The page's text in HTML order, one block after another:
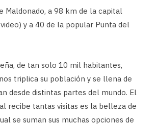
Maldonado, a 98 km de la capital
y a 40 de la popular Punta del
de tan solo 10 mil habitantes,
triplica su población y se llena de
desde distintas partes del mundo. El
recibe tantas visitas es la belleza de
se suman sus muchas opciones de